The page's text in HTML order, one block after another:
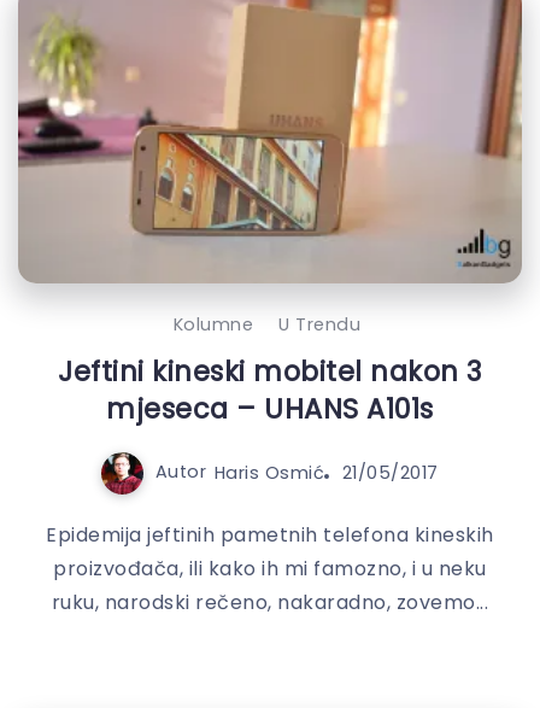
Kolumne U Trendu
Jeftini kineski mobitel nakon 3
mjeseca – UHANS A101s
Autor Haris Osmić 21/05/2017
Epidemija jeftinih pametnih telefona kineskih
proizvođača, ili kako ih mi famozno, i u neku
ruku, narodski rečeno, nakaradno, zovemo...